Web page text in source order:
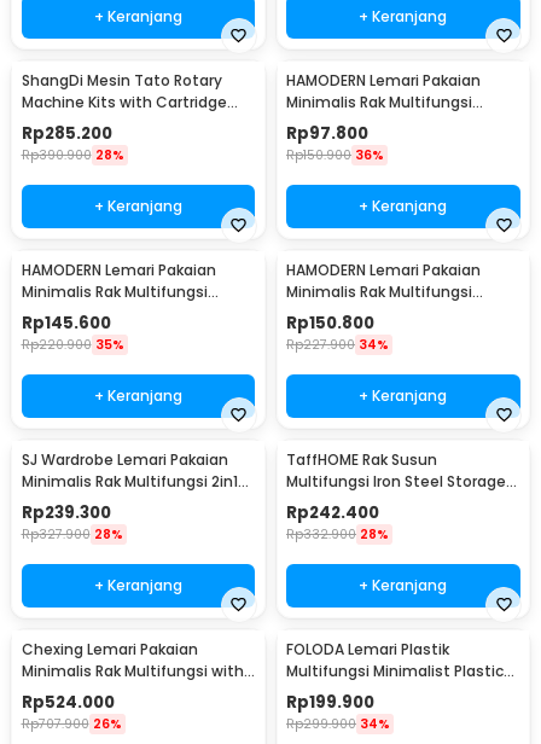
+ Keranjang + Keranjang
ShangDi Mesin Tato Rotary
Machine Kits with Cartridge
Needles - TPN-020
Rp285.200
Rp390.900 28%
+ Keranjang
HAMODERN Lemari Pakaian
Minimalis Rak Multifungsi
dengan Gorden 4 Grid 1 Row -
HM1
Rp97.800
Rp150.900 36%
+ Keranjang
HAMODERN Lemari Pakaian
Minimalis Rak Multifungsi
dengan Gorden 8 Grid 2 Row -
HM1
Rp145.600
Rp220.900 35%
+ Keranjang
HAMODERN Lemari Pakaian
Minimalis Rak Multifungsi
dengan Gorden 10 Grid 2 Row -
HM1
Rp150.800
Rp227.900 34%
+ Keranjang
SJ Wardrobe Lemari Pakaian
Minimalis Rak Multifungsi 2in1
Gorden Size L - HM2
Rp239.300
Rp327.900 28%
+ Keranjang
TaffHOME Rak Susun
Multifungsi Iron Steel Storage
Rack Adjustable 5 Layer - S35
Rp242.400
Rp332.900 28%
+ Keranjang
Chexing Lemari Pakaian
Minimalis Rak Multifungsi with
Drawer - JG2155-1Y-1Z-1C
Rp524.000
Rp707.900 26%
FOLODA Lemari Plastik
Multifungsi Minimalist Plastic
Storage Cabinet - FD698
Rp199.900
Rp299.900 34%